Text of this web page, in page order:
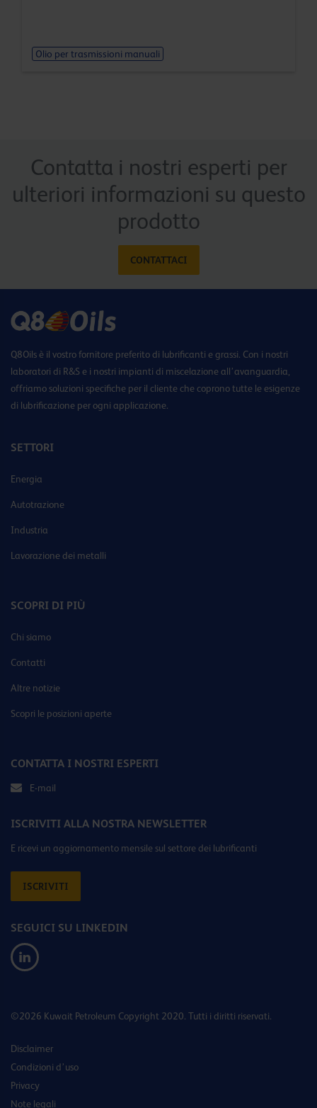
Olio per trasmissioni manuali
Contatta i nostri esperti per
ulteriori informazioni su questo
prodotto
CONTATTACI
Q8Oils è il vostro fornitore preferito di lubrificanti e grassi. Con i nostri
laboratori di R&S e i nostri impianti di miscelazione all’avanguardia,
offriamo soluzioni specifiche per il cliente che coprono tutte le esigenze
di lubrificazione per ogni applicazione.
SETTORI
Energia
Autotrazione
Industria
Lavorazione dei metalli
SCOPRI DI PIÙ
Chi siamo
Contatti
Altre notizie
Scopri le posizioni aperte
CONTATTA I NOSTRI ESPERTI
E-mail
ISCRIVITI ALLA NOSTRA NEWSLETTER
E ricevi un aggiornamento mensile sul settore dei lubrificanti
ISCRIVITI
SEGUICI SU LINKEDIN
©2026 Kuwait Petroleum Copyright 2020. Tutti i diritti riservati.
Disclaimer
Condizioni d’uso
Privacy
Note legali